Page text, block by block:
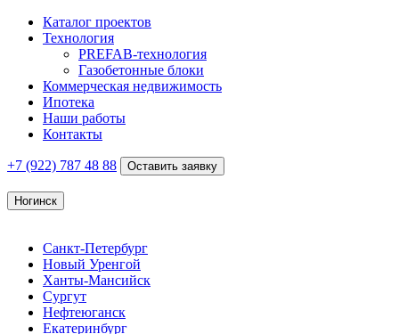
Каталог проектов
Технология
PREFAB-технология
Газобетонные блоки
Коммерческая недвижимость
Ипотека
Наши работы
Контакты
+7 (922) 787 48 88 Оставить заявку
Ногинск
Санкт-Петербург
Новый Уренгой
Ханты-Мансийск
Сургут
Нефтеюганск
Екатеринбург